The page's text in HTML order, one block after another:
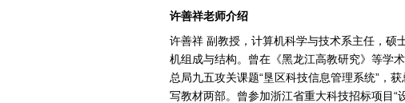
许善祥老师介绍
许善祥 副教授，计算机科学与技术系主任，硕
机组成与结构。曾在《黑龙江高教研究》等学
总局九五攻关课题“垦区科技信息管理系统”，
写教材两部。曾参加浙江省重大科技招标项目